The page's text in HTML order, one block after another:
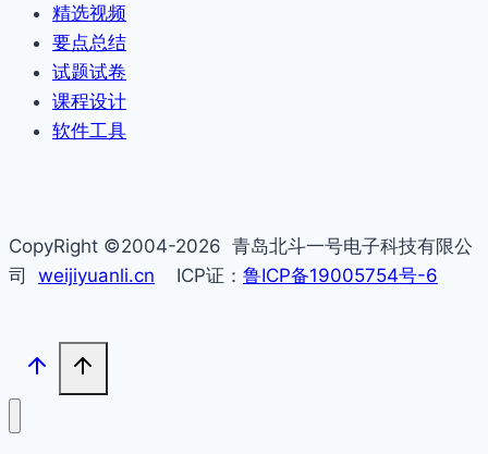
精选视频
要点总结
试题试卷
课程设计
软件工具
CopyRight ©2004-2026 青岛北斗一号电子科技有限公
司 weijiyuanli.cn ICP证： 鲁ICP备19005754号-6